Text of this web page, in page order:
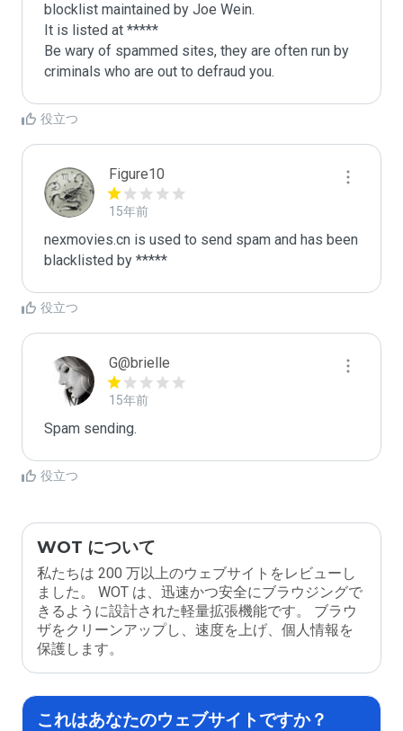
blocklist maintained by Joe Wein.
It is listed at *****
Be wary of spammed sites, they are often run by
criminals who are out to defraud you.
役立つ
Figure10
15年前
nexmovies.cn is used to send spam and has been
blacklisted by *****
役立つ
G@brielle
15年前
Spam sending.
役立つ
WOT について
私たちは 200 万以上のウェブサイトをレビューし
ました。 WOT は、迅速かつ安全にブラウジングで
きるように設計された軽量拡張機能です。 ブラウ
ザをクリーンアップし、速度を上げ、個人情報を
保護します。
これはあなたのウェブサイトですか？